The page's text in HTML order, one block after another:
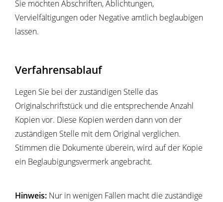
Sie möchten Abschriften, Ablichtungen,
Vervielfältigungen oder Negative amtlich beglaubigen
lassen.
Verfahrensablauf
Legen Sie bei der zuständigen Stelle das
Originalschriftstück und die entsprechende Anzahl
Kopien vor. Diese Kopien werden dann von der
zuständigen Stelle mit dem Original verglichen.
Stimmen die Dokumente überein, wird auf der Kopie
ein Beglaubigungsvermerk angebracht.
Hinweis: Nur in wenigen Fällen macht die zuständige